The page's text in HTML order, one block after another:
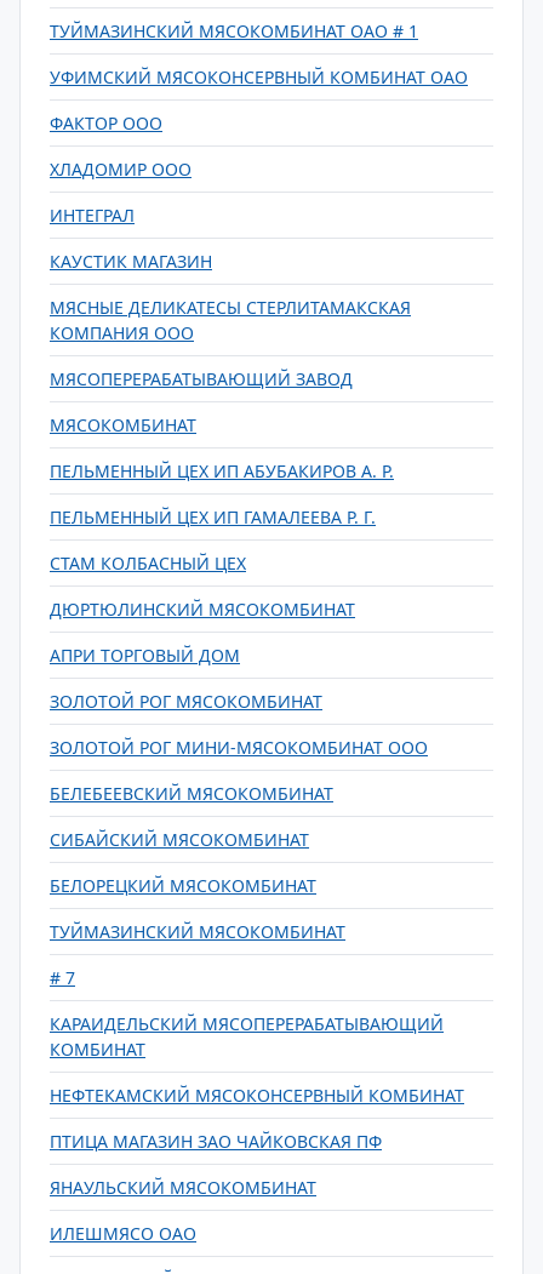
ТУЙМАЗИНСКИЙ МЯСОКОМБИНАТ ОАО # 1
УФИМСКИЙ МЯСОКОНСЕРВНЫЙ КОМБИНАТ ОАО
ФАКТОР ООО
ХЛАДОМИР ООО
ИНТЕГРАЛ
КАУСТИК МАГАЗИН
МЯСНЫЕ ДЕЛИКАТЕСЫ СТЕРЛИТАМАКСКАЯ
КОМПАНИЯ ООО
МЯСОПЕРЕРАБАТЫВАЮЩИЙ ЗАВОД
МЯСОКОМБИНАТ
ПЕЛЬМЕННЫЙ ЦЕХ ИП АБУБАКИРОВ А. Р.
ПЕЛЬМЕННЫЙ ЦЕХ ИП ГАМАЛЕЕВА Р. Г.
СТАМ КОЛБАСНЫЙ ЦЕХ
ДЮРТЮЛИНСКИЙ МЯСОКОМБИНАТ
АПРИ ТОРГОВЫЙ ДОМ
ЗОЛОТОЙ РОГ МЯСОКОМБИНАТ
ЗОЛОТОЙ РОГ МИНИ-МЯСОКОМБИНАТ ООО
БЕЛЕБЕЕВСКИЙ МЯСОКОМБИНАТ
СИБАЙСКИЙ МЯСОКОМБИНАТ
БЕЛОРЕЦКИЙ МЯСОКОМБИНАТ
ТУЙМАЗИНСКИЙ МЯСОКОМБИНАТ
# 7
КАРАИДЕЛЬСКИЙ МЯСОПЕРЕРАБАТЫВАЮЩИЙ
КОМБИНАТ
НЕФТЕКАМСКИЙ МЯСОКОНСЕРВНЫЙ КОМБИНАТ
ПТИЦА МАГАЗИН ЗАО ЧАЙКОВСКАЯ ПФ
ЯНАУЛЬСКИЙ МЯСОКОМБИНАТ
ИЛЕШМЯСО ОАО